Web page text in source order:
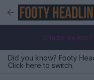
Criador de kits
Did you know? Footy
Click here to switch.